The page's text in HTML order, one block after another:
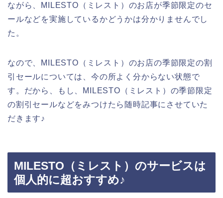
ながら、MILESTO（ミレスト）のお店が季節限定のセ
ールなどを実施しているかどうかは分かりませんでし
た。
なので、MILESTO（ミレスト）のお店の季節限定の割
引セールについては、今の所よく分からない状態で
す。だから、もし、MILESTO（ミレスト）の季節限定
の割引セールなどをみつけたら随時記事にさせていた
だきます♪
MILESTO（ミレスト）のサービスは
個人的に超おすすめ♪